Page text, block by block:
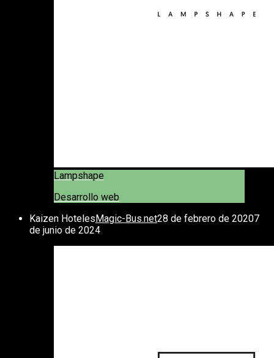
Lampshape
Desarrollo web
Kaizen HotelesMagic-Bus.net28 de febrero de 20207
de junio de 2024